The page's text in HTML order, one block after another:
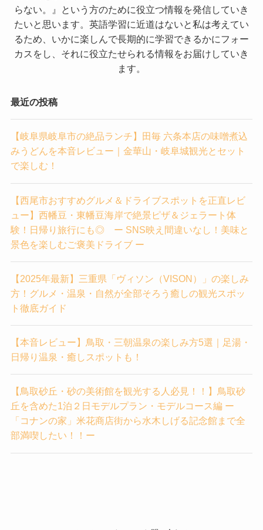
らない。』という方のために役立つ情報を発信していき
たいと思います。英語学習に近道はないと私は考えてい
るため、いかに楽しんで長期的に学習できるかにフォー
カスをし、それに役立たせられる情報をお届けしていき
ます。
最近の投稿
【岐阜県岐阜市の絶品ランチ】田毎 六条本店の味噌煮込
みうどんを本音レビュー｜金華山・岐阜城観光とセット
で楽しむ！
【西尾市おすすめグルメ＆ドライブスポットを正直レビ
ュー】西幡豆・東幡豆海岸で絶景ピザ＆ジェラート体
験！日帰り旅行にも◎ ー SNS映え間違いなし！美味と
景色を楽しむご褒美ドライブ ー
【2025年最新】三重県「ヴィソン（VISON）」の楽しみ
方！グルメ・温泉・自然が全部そろう癒しの観光スポッ
ト徹底ガイド
【本音レビュー】鳥取・三朝温泉の楽しみ方5選｜足湯・
日帰り温泉・癒しスポットも！
【鳥取砂丘・砂の美術館を観光する人必見！！】鳥取砂
丘を含めた1泊２日モデルプラン・モデルコース編 ー
「コナンの家」米花商店街から水木しげる記念館まで全
部満喫したい！！ー